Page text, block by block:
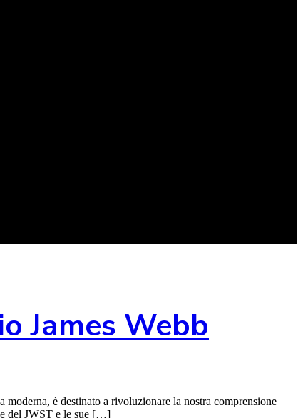
James Webb
è destinato a rivoluzionare la nostra comprensione
del JWST e le sue […]